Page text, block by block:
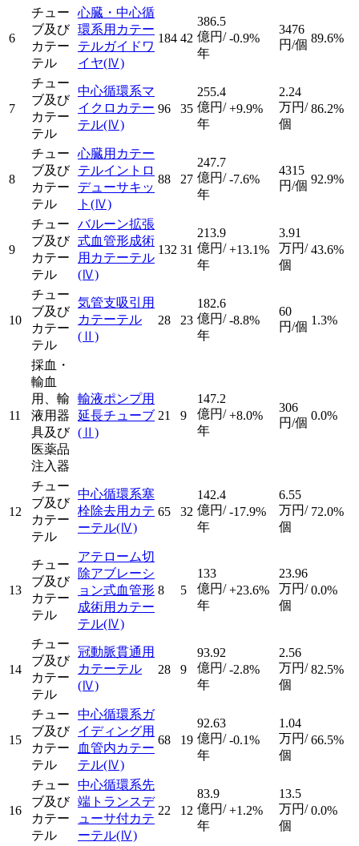
6
チュー
ブ及び
カテー
テル
心臓・中心循
環系用カテー
テルガイドワ
イヤ(Ⅳ)
184 42
386.5
億円/
年
-0.9%
3476
円/個 89.6%
7
チュー
ブ及び
カテー
テル
中心循環系マ
イクロカテー
テル(Ⅳ)
96 35
255.4
億円/
年
+9.9%
2.24
万円/
個
86.2%
8
チュー
ブ及び
カテー
テル
心臓用カテー
テルイントロ
デューサキッ
ト (Ⅳ)
88 27
247.7
億円/
年
-7.6%
4315
円/個 92.9%
9
チュー
ブ及び
カテー
テル
バルーン拡張
式血管形成術
用カテーテル
(Ⅳ)
132 31
213.9
億円/
年
+13.1%
3.91
万円/
個
43.6%
10
チュー
ブ及び
カテー
テル
気管支吸引用
カテーテル
(Ⅱ)
28 23
182.6
億円/
年
-8.8%
60
円/個 1.3%
11
採血・
輸血
用、輸
液用器
具及び
医薬品
注入器
輸液ポンプ用
延長チューブ
(Ⅱ)
21 9
147.2
億円/
年
+8.0%
306
円/個
0.0%
12
チュー
ブ及び
カテー
テル
中心循環系塞
栓除去用カテ
ーテル(Ⅳ)
65 32
142.4
億円/
年
-17.9%
6.55
万円/
個
72.0%
13
チュー
ブ及び
カテー
テル
アテローム切
除アブレーシ
ョン式血管形
成術用カテー
テル(Ⅳ)
8 5
133
億円/
年
+23.6%
23.96
万円/
個
0.0%
14
チュー
ブ及び
カテー
テル
冠動脈貫通用
カテーテル
(Ⅳ)
28 9
93.92
億円/
年
-2.8%
2.56
万円/
個
82.5%
15
チュー
ブ及び
カテー
テル
中心循環系ガ
イディング用
血管内カテー
テル(Ⅳ)
68 19
92.63
億円/
年
-0.1%
1.04
万円/
個
66.5%
16
チュー
ブ及び
カテー
テル
中心循環系先
端トランスデ
ューサ付カテ
ーテル(Ⅳ)
22 12
83.9
億円/
年
+1.2%
13.5
万円/
個
0.0%